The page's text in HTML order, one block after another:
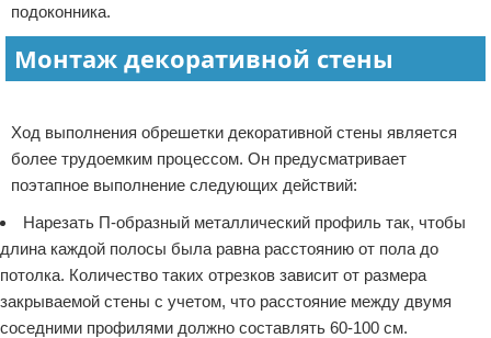
подоконника.
Монтаж декоративной стены
Ход выполнения обрешетки декоративной стены является
более трудоемким процессом. Он предусматривает
поэтапное выполнение следующих действий:
Нарезать П-образный металлический профиль так, чтобы
длина каждой полосы была равна расстоянию от пола до
потолка. Количество таких отрезков зависит от размера
закрываемой стены с учетом, что расстояние между двумя
соседними профилями должно составлять 60-100 см.